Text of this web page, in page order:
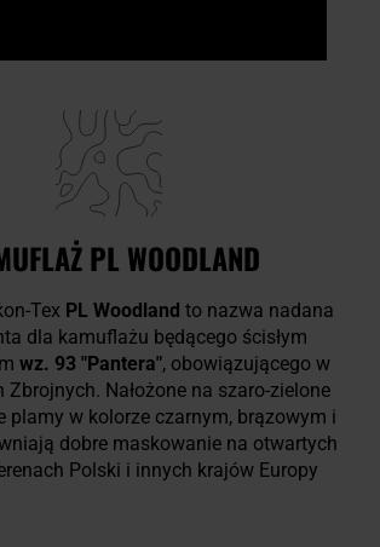
PL WOODLAND
Tex PL Woodland to nazwa nadana
dla kamuflażu będącego ścisłym
wz. 93 "Pantera", obowiązującego w
Zbrojnych. Nałożone na szaro-zielone
plamy w kolorze czarnym, brązowym i
dobre maskowanie na otwartych
Polski i innych krajów Europy